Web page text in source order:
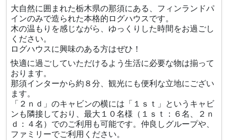
大自然に囲まれた栃木県の那須にある、フィンランドパ
インのみで造られた本格的ログハウスです。
木の温もりを感じながら、ゆっくりした時間をお過ごし
ください。
ログハウスに興味のある方はぜひ！
快適に過ごしていただけるよう生活に必要な物は揃って
おります。
那須インターから約８分、観光にも便利な立地にござい
ます。
「２ｎｄ」のキャビンの横には「１ｓｔ」というキャビ
ンも隣接しており、最大１０名様（１ｓｔ：６名、２ｎ
ｄ：４名）でのご利用も可能です。仲良しグループや、
ファミリーでご利用ください。